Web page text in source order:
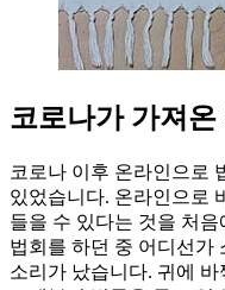
코로나가 가져온
코로나 이후 온라인으로
있었습니다. 온라인으로
들을 수 있다는 것을 처
법회를 하던 중 어디선가
소리가 났습니다. 귀에